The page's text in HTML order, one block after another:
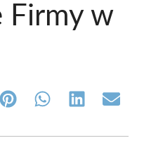
Firmy w
Share Share Share Share